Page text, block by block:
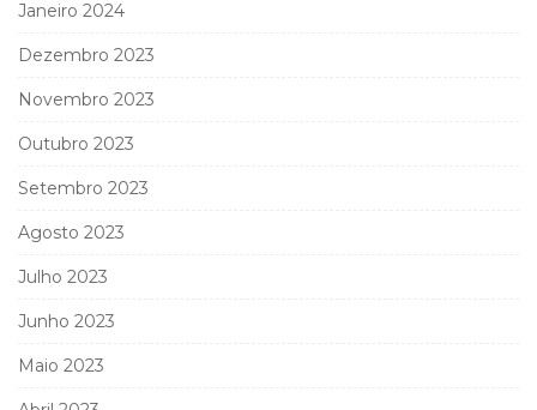
Janeiro 2024
Dezembro 2023
Novembro 2023
Outubro 2023
Setembro 2023
Agosto 2023
Julho 2023
Junho 2023
Maio 2023